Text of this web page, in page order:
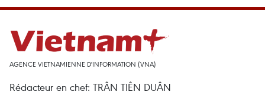
AGENCE VIETNAMIENNE D'INFORMATION (VNA)
Rédacteur en chef: TRÂN TIÊN DUÂN